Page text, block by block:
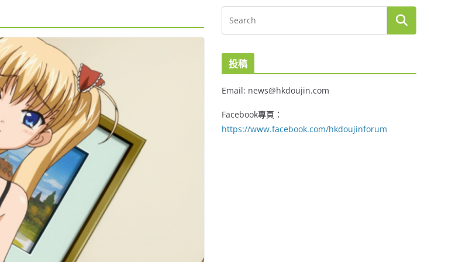
投稿
Email: news@hkdoujin.com
Facebook專頁：
https://www.facebook.com/hkdoujinforum